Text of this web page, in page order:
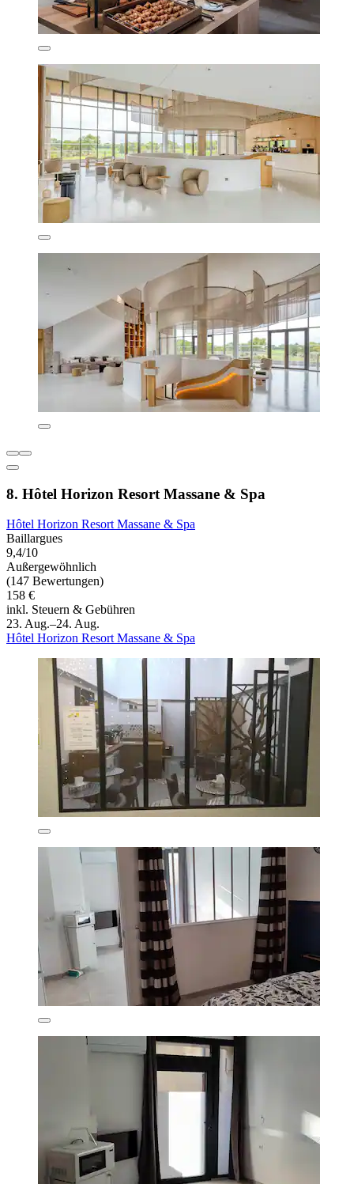
8. Hôtel Horizon Resort Massane & Spa
Hôtel Horizon Resort Massane & Spa
Baillargues
9,4/10
Außergewöhnlich
(147 Bewertungen)
158 €
inkl. Steuern & Gebühren
23. Aug.–24. Aug.
Hôtel Horizon Resort Massane & Spa